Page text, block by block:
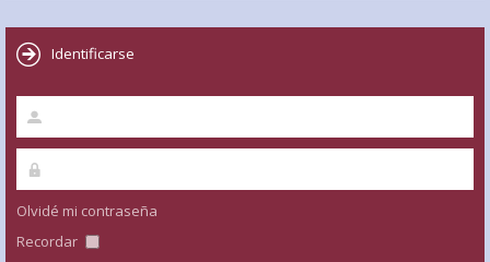
Identificarse
Olvidé mi contraseña
Recordar